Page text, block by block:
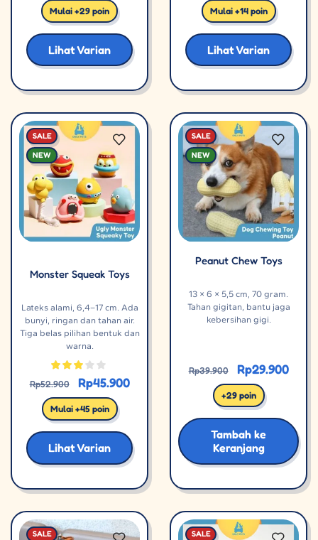
Mulai +29 poin
Lihat Varian
Mulai +14 poin
Lihat Varian
SALE
NEW
Monster Squeak Toys
Lateks alami, 6,4–17 cm. Ada
bunyi, ringan dan tahan air.
Tiga belas pilihan bentuk dan
warna.
Rp52.900 Rp45.900
Mulai +45 poin
Lihat Varian
SALE
NEW
Peanut Chew Toys
13 × 6 × 5,5 cm, 70 gram.
Tahan gigitan, bantu jaga
kebersihan gigi.
Rp39.900 Rp29.900
+29 poin
Tambah ke
Keranjang
SALE
SALE